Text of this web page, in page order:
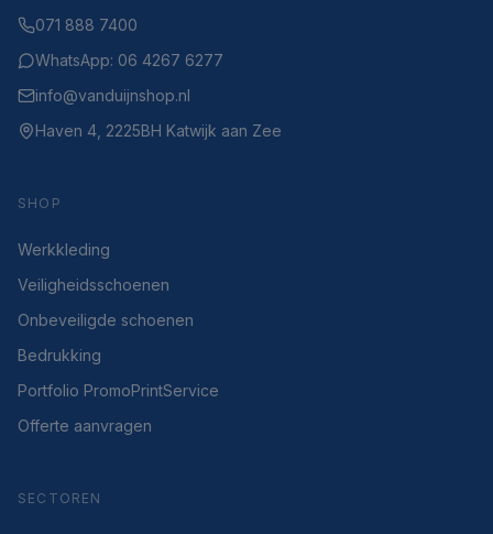
071 888 7400
WhatsApp: 06 4267 6277
info@vanduijnshop.nl
Haven 4, 2225BH Katwijk aan Zee
SHOP
Werkkleding
Veiligheidsschoenen
Onbeveiligde schoenen
Bedrukking
Portfolio PromoPrintService
Offerte aanvragen
SECTOREN